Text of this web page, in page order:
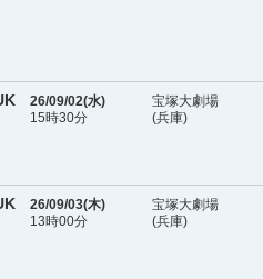
26/09/02(水)
15時30分
宝塚大劇場
(兵庫)
26/09/03(木)
13時00分
宝塚大劇場
(兵庫)